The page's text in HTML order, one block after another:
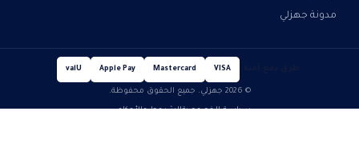
مدونة جهزلي
VISA
Mastercard
Apple Pay
valU
© 2026 جهزلي. جميع الحقوق محفوظة.
سياسة الخصوصيةالشروط والأحكام